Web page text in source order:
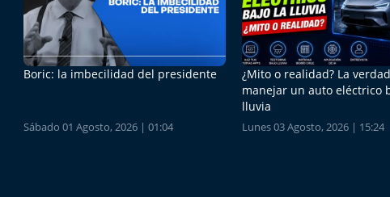
Boric: la imbecilidad del presidente
Sábado 01 Agosto, 2026 | 01:04
¿Mito o realidad? La
manejar un auto eléctrico
lluvia
Lunes 03 Agosto, 2026 | 15:24